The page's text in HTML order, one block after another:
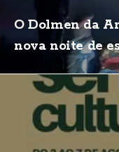
O Dolmen da
nova noite de